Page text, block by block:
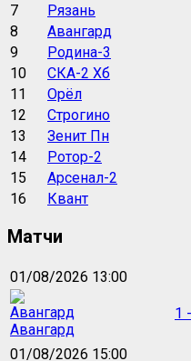
7
Рязань
8
Авангард
9
Родина-3
10
СКА-2 Хб
11
Орёл
12
Строгино
13
Зенит Пн
14
Ротор-2
15
Арсенал-2
16
Квант
Матчи
01/08/2026 13:00
Авангард
1
01/08/2026 15:00